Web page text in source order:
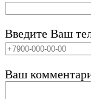
Введите Ваш
Ваш